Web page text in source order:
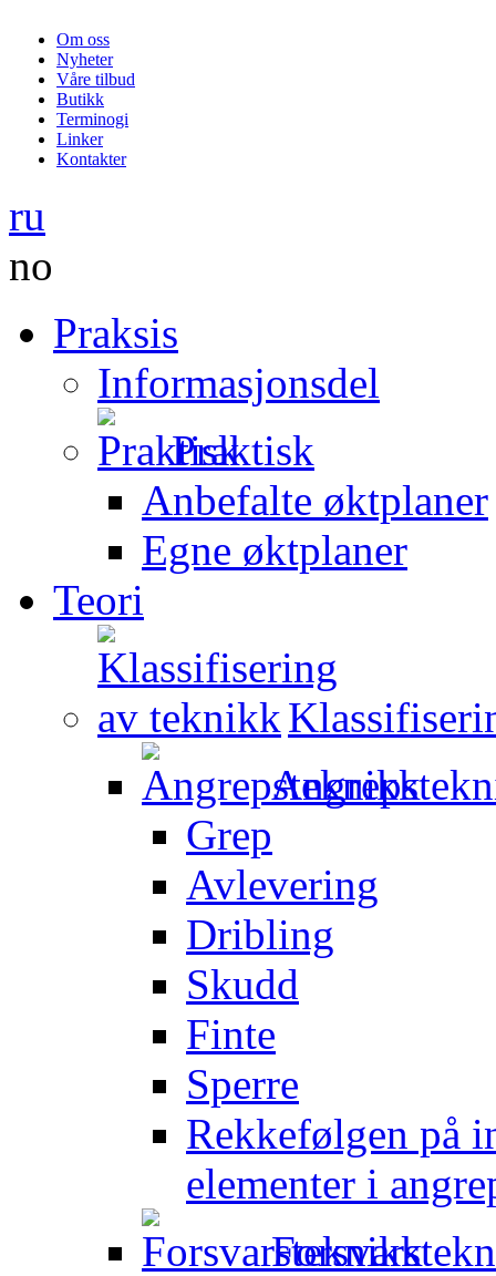
Om oss
Nyheter
Våre tilbud
Butikk
Terminogi
Linker
Kontakter
ru
no
Praksis
Informasjonsdel
Praktisk
Anbefalte øktplaner
Egne øktplaner
Teori
Grep
Avlevering
Dribling
Skudd
Finte
Sperre
Rekkefølgen på
elementer i